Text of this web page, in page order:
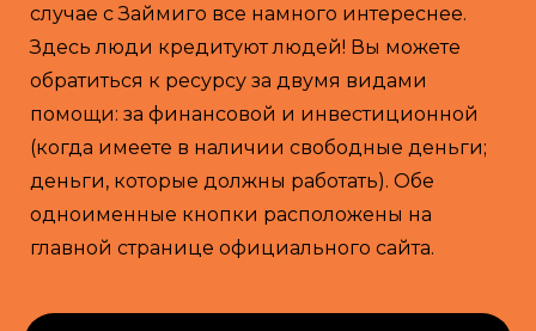
случае с Займиго все намного интереснее.
Здесь люди кредитуют людей! Вы можете
обратиться к ресурсу за двумя видами
помощи: за финансовой и инвестиционной
(когда имеете в наличии свободные деньги;
деньги, которые должны работать). Обе
одноименные кнопки расположены на
главной странице официального сайта.